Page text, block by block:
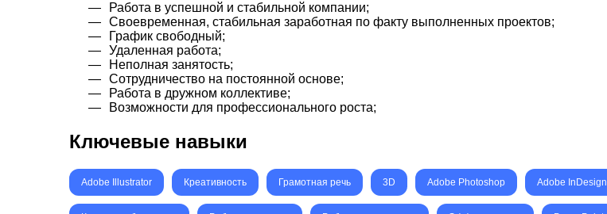
Работа в успешной и стабильной компании;
Своевременная, стабильная заработная по факту выполненных проектов;
График свободный;
Удаленная работа;
Неполная занятость;
Сотрудничество на постоянной основе;
Работа в дружном коллективе;
Возможности для профессионального роста;
Ключевые навыки
Adobe Illustrator Креативность Грамотная речь 3D Adobe Photoshop Adobe InDesign